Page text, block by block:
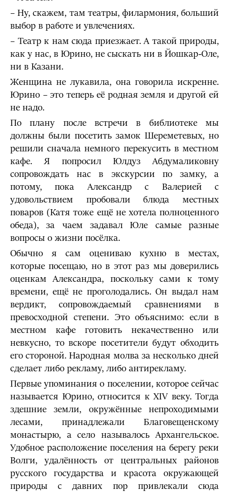
– Ну, скажем, там театры, филармония, больший
выбор в работе и увлечениях.
– Театр к нам сюда приезжает. А такой природы,
как у нас, в Юрино, не сыскать ни в Йошкар-Оле,
ни в Казани.
Женщина не лукавила, она говорила искренне.
Юрино – это теперь её родная земля и другой ей
не надо.
По плану после встречи в библиотеке мы
должны были посетить замок Шереметевых, но
решили сначала немного перекусить в местном
кафе. Я попросил Юлдуз Абдумаликовну
сопровождать нас в экскурсии по замку, а
потому, пока Александр с Валерией с
удовольствием пробовали блюда местных
поваров (Катя тоже ещё не хотела полноценного
обеда), за чаем задавал Юле самые разные
вопросы о жизни посёлка.
Обычно я сам оцениваю кухню в местах,
которые посещаю, но в этот раз мы доверились
оценкам Александра, поскольку сами к тому
времени, ещё не проголодались. Он выдал нам
вердикт, сопровождаемый сравнениями в
превосходной степени. Это объяснимо: если в
местном кафе готовить некачественно или
невкусно, то вскоре посетители будут обходить
его стороной. Народная молва за несколько дней
сделает либо рекламу, либо антирекламу.
Первые упоминания о поселении, которое сейчас
называется Юрино, относится к ХIV веку. Тогда
здешние земли, окружённые непроходимыми
лесами, принадлежали Благовещенскому
монастырю, а село называлось Архангельское.
Удобное расположение поселения на берегу реки
Волги, удалённость от центральных районов
русского государства и красота окружающей
природы с давних пор привлекали сюда